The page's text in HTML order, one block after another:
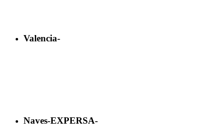
Valencia-
Naves-EXPERSA-